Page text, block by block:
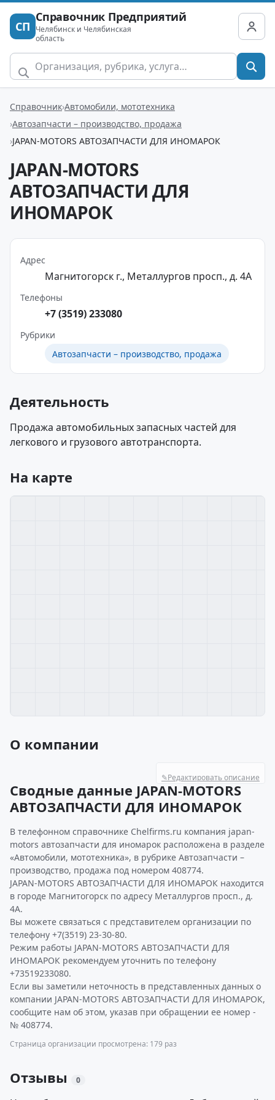
СП
Справочник Предприятий
Челябинск и Челябинская
область
Справочник Автомобили, мототехника
Автозапчасти – производство, продажа
JAPAN-MOTORS АВТОЗАПЧАСТИ ДЛЯ ИНОМАРОК
JAPAN-MOTORS
АВТОЗАПЧАСТИ ДЛЯ
ИНОМАРОК
Адрес
Магнитогорск г., Металлургов просп., д. 4А
Телефоны
+7 (3519) 233080
Рубрики
Автозапчасти – производство, продажа
Деятельность
Продажа автомобильных запасных частей для
легкового и грузового автотранспорта.
На карте
О компании
✎Редактировать описание
Сводные данные JAPAN-MOTORS
АВТОЗАПЧАСТИ ДЛЯ ИНОМАРОК
В телефонном справочнике Chelfirms.ru компания japan-
motors автозапчасти для иномарок расположена в разделе
«Автомобили, мототехника», в рубрике Автозапчасти –
производство, продажа под номером 408774.
JAPAN-MOTORS АВТОЗАПЧАСТИ ДЛЯ ИНОМАРОК находится
в городе Магнитогорск по адресу Металлургов просп., д.
4А.
Вы можете связаться с представителем организации по
телефону +7(3519) 23-30-80.
Режим работы JAPAN-MOTORS АВТОЗАПЧАСТИ ДЛЯ
ИНОМАРОК рекомендуем уточнить по телефону
+73519233080.
Если вы заметили неточность в представленных данных о
компании JAPAN-MOTORS АВТОЗАПЧАСТИ ДЛЯ ИНОМАРОК,
сообщите нам об этом, указав при обращении ее номер -
№ 408774.
Страница организации просмотрена: 179 раз
Отзывы 0